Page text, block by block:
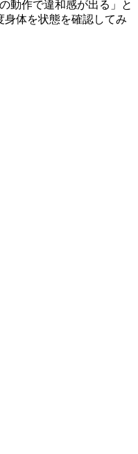
動作で違和感が出る」と
身体を状態を確認してみ